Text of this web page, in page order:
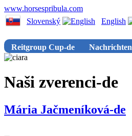
www.horsespribula.com
Slovenský
English
Reitgroup Cup-de Nachrichten
Naši zverenci-de
Mária Jačmeníková-de